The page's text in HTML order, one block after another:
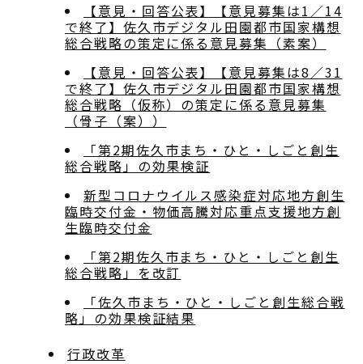
【意見・回答公表】【意見募集は1／14
で終了】佐久市デジタル田園都市国家構想
総合戦略の策定に係る意見募集（素案）
【意見・回答公表】【意見募集は8／31
で終了】佐久市デジタル田園都市国家構想
総合戦略（仮称）の策定に係る意見募集
（骨子（案））
「第2期佐久市まち・ひと・しごと創生
総合戦略」の効果検証
新型コロナウイルス感染症対応地方創生
臨時交付金・物価高騰対応重点支援地方創
生臨時交付金
「第2期佐久市まち・ひと・しごと創生
総合戦略」を改訂
「佐久市まち・ひと・しごと創生総合戦
略」の効果検証結果
行政改革